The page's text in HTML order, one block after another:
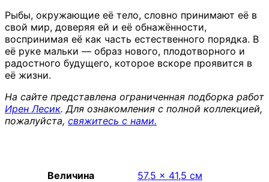
Рыбы, окружающие её тело, словно принимают её в
свой мир, доверяя ей и её обнажённости,
воспринимая её как часть естественного порядка. В
её руке мальки — образ нового, плодотворного и
радостного будущего, которое вскоре проявится в
её жизни.
На сайте представлена ограниченная подборка работ
Ирен Лесик. Для ознакомления с полной коллекцией,
пожалуйста, свяжитесь с нами.
Величина 57,5 x 41,5 см